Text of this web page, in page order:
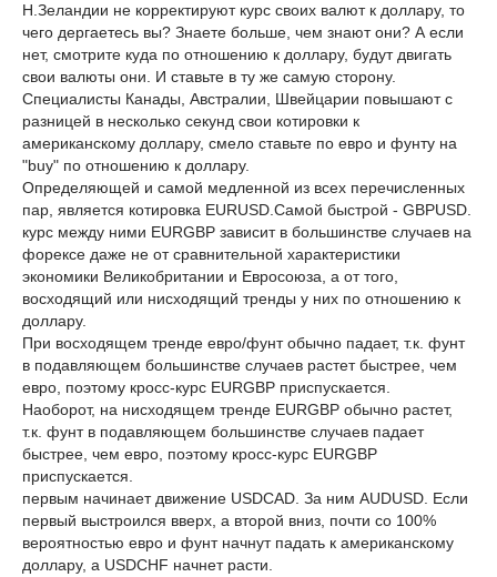
Н.Зеландии не корректируют курс своих валют к доллару, то
чего дергаетесь вы? Знаете больше, чем знают они? А если
нет, смотрите куда по отношению к доллару, будут двигать
свои валюты они. И ставьте в ту же самую сторону.
Специалисты Канады, Австралии, Швейцарии повышают с
разницей в несколько секунд свои котировки к
американскому доллару, смело ставьте по евро и фунту на
"buy" по отношению к доллару.
Определяющей и самой медленной из всех перечисленных
пар, является котировка EURUSD.Самой быстрой - GBPUSD.
курс между ними EURGBP зависит в большинстве случаев на
форексе даже не от сравнительной характеристики
экономики Великобритании и Евросоюза, а от того,
восходящий или нисходящий тренды у них по отношению к
доллару.
При восходящем тренде евро/фунт обычно падает, т.к. фунт
в подавляющем большинстве случаев растет быстрее, чем
евро, поэтому кросс-курс EURGBP приспускается.
Наоборот, на нисходящем тренде EURGBP обычно растет,
т.к. фунт в подавляющем большинстве случаев падает
быстрее, чем евро, поэтому кросс-курс EURGBP
приспускается.
первым начинает движение USDCAD. За ним AUDUSD. Если
первый выстроился вверх, а второй вниз, почти со 100%
вероятностью евро и фунт начнут падать к американскому
доллару, а USDCHF начнет расти.